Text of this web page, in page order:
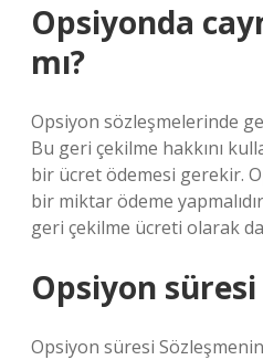
Opsiyonda
mı?
Opsiyon sözleşmelerinde
Bu geri çekilme hakkını
bir ücret ödemesi gerekir.
bir miktar ödeme
geri çekilme ücreti olarak
Opsiyon
Opsiyon süresi